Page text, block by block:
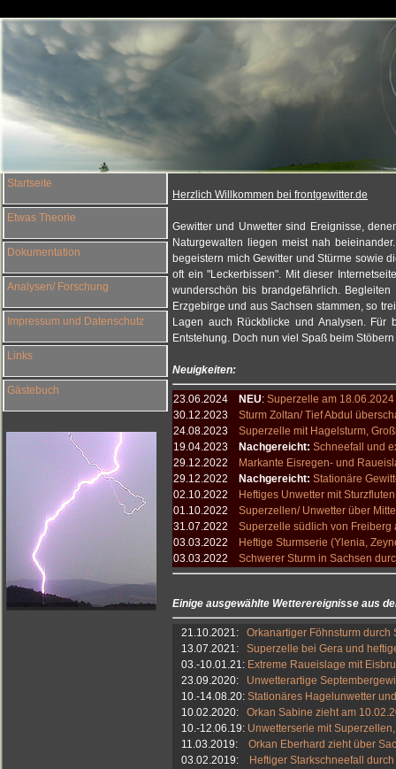
Startseite
Etwas Theorie
Dokumentation
Analysen/ Forschung
Impressum und Datenschutz
Links
Gästebuch
Herzlich Willkommen bei frontgewitter.de
Gewitter und Unwetter sind Ereignisse,
Naturgewalten liegen meist nah
begeistern mich Gewitter und Stürme sowie
oft ein "Leckerbissen". Mit dieser
wunderschön bis brandgefährlich.
Erzgebirge und aus Sachsen stammen, so
Lagen auch Rückblicke und Analysen. Für
Entstehung. Doch nun viel Spaß beim Stöbern
Neuigkeiten:
23.06.2024 NEU: Superzelle am
30.12.2023 Sturm Zoltan/ Tief Abdul
24.08.2023 Superzelle mit Hagelsturm,
19.04.2023
Nachgereicht: Schneefall und
29.12.2022
Markante Eisregen- und
29.12.2022
Nachgereicht: Stationäre
02.10.2022
Heftiges Unwetter mit
01.10.2022 Superzellen/ Unwetter über
31.07.2022 Superzelle südlich von
03.03.2022
Heftige Sturmserie (Ylenia,
03.03.2022 Schwerer Sturm in Sachsen
Einige ausgewählte Wetterereignisse aus
21.10.2021: Orkanartiger Föhnsturm durch
13.07.2021: Superzelle bei Gera und
03.-10.01.21: Extreme Raueislage mit
23.09.2020: Unwetterartige
10.-14.08.20: Stationäres Hagelunwetter
10.02.2020: Orkan Sabine zieht am
10.-12.06.19: Unwetterserie mit
11.03.2019: Orkan Eberhard zieht über
03.02.2019:
Heftiger Starkschneefall